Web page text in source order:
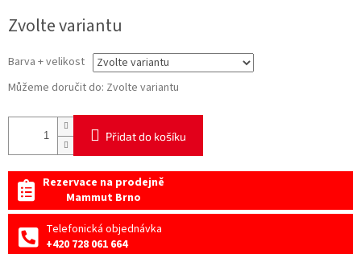
cena:
Zvolte variantu
Barva + velikost
Můžeme doručit do: Zvolte variantu
Přidat do košíku
Rezervace na prodejně
Mammut Brno
Telefonická objednávka
+420 728 061 664